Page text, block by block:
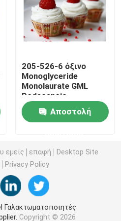
τροφίμων
τροφίμων
βελτιωτών κέικ
205-526-6 όξινο
Monoglyceride
Monolaurate GML
Dodecanoic
γλυκερίνης
γαλακτωματοποιητών
Bakey
Αποστολή
εμείς επαφή
Desktop Site
Privacy Policy
Γαλακτωματοποιητές
Copyright © 2026